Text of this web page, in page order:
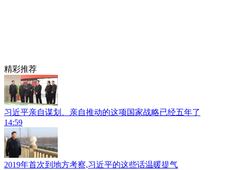
精彩推荐
习近平亲自谋划、亲自推动的这项国家战略已经五年了
14:59
2019年首次到地方考察,习近平的这些话温暖提气